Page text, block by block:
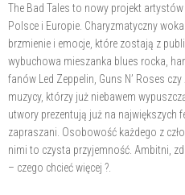
The Bad Tales to nowy projekt
Polsce i Europie. Charyzmatyczny
brzmienie i emocje, które zostają z
wybuchowa mieszanka blues rocka,
fanów Led Zeppelin, Guns N’ Roses
muzycy, którzy już niebawem
utwory prezentują już na największych
zapraszani. Osobowość każdego z
nimi to czysta przyjemność. Ambitni,
– czego chcieć więcej ?.